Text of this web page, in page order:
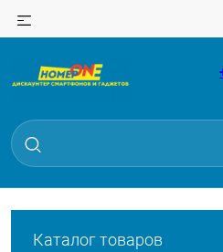
Каталог товаров
Для клиентов всех банков
Разбейте
без переплат